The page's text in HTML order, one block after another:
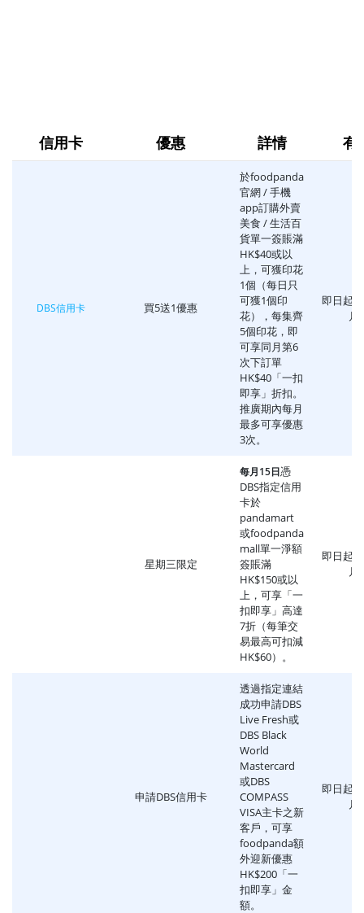
信用卡 優惠 詳情 有
DBS信用卡 買5送1優惠
於foodpanda
官網 / 手機
app訂購外賣
美食 / 生活百
貨單一簽賬滿
HK$40或以
上，可獲印花
1個（每日只
可獲1個印
花），每集齊
5個印花，即
可享同月第6
次下訂單
HK$40「一扣
即享」折扣。
推廣期內每月
最多可享優惠
3次。
即日起
月
星期三限定
每月15日憑
DBS指定信用
卡於
pandamart
或foodpanda
mall單一淨額
簽賬滿
HK$150或以
上，可享「一
扣即享」高達
7折（每筆交
易最高可扣減
HK$60）。
即日起
月
申請DBS信用卡
透過指定連結
成功申請DBS
Live Fresh或
DBS Black
World
Mastercard
或DBS
COMPASS
VISA主卡之新
客戶，可享
foodpanda額
外迎新優惠
HK$200「一
扣即享」金
額。
即日起
月